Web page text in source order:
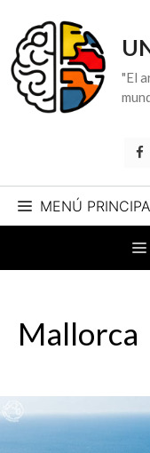
contenido
"El
MENÚ
Mallorca